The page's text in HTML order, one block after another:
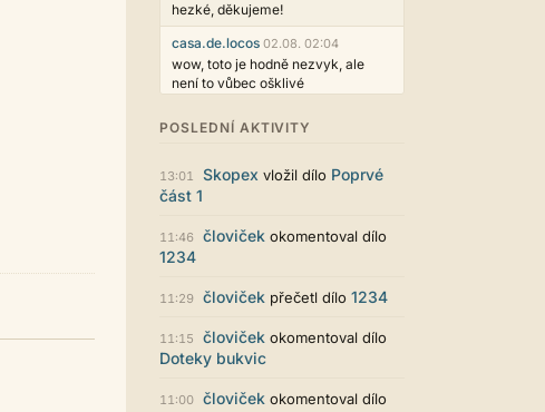
hezké, děkujeme!
casa.de.locos 02.08. 02:04
wow, toto je hodně nezvyk, ale
není to vůbec ošklivé
Jarda468
Už i počet přečtení jde vidět,
myslím také už v pořádku,
perfektní práce :)
Singularis
30.07. 06:19
Líbí se mi tmavá varianta nového
vzhledu. Na některých místech
jsou sice mezi prvky příliš velké
mezery, ale když mě to bude štvát,
stylem... Celkově je styl dobře
funkční a příjemný. Podvedl se.
puero 29.07. 11:53
POSLEDNÍ AKTIVITY
13:01 Skopex vložil dílo Poprvé
část 1
11:46 človiček okomentoval dílo
1234
11:29 človiček přečetl dílo 1234
11:15 človiček okomentoval dílo
Doteky bukvic
11:00 človiček okomentoval dílo